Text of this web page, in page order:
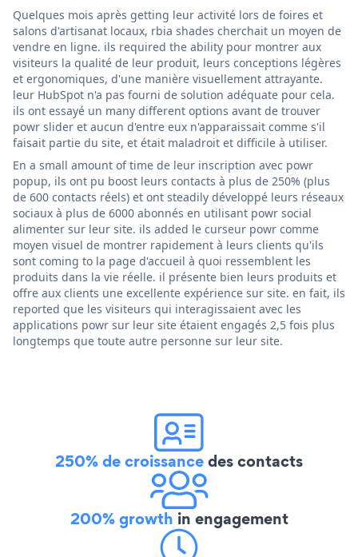
Quelques mois après getting leur activité lors de foires et
salons d'artisanat locaux, rbia shades cherchait un moyen de
vendre en ligne. ils required the ability pour montrer aux
visiteurs la qualité de leur produit, leurs conceptions légères
et ergonomiques, d'une manière visuellement attrayante.
leur HubSpot n'a pas fourni de solution adéquate pour cela.
ils ont essayé un many different options avant de trouver
powr slider et aucun d'entre eux n'apparaissait comme s'il
faisait partie du site, et était maladroit et difficile à utiliser.
En a small amount of time de leur inscription avec powr
popup, ils ont pu boost leurs contacts à plus de 250% (plus
de 600 contacts réels) et ont steadily développé leurs réseaux
sociaux à plus de 6000 abonnés en utilisant powr social
alimenter sur leur site. ils added le curseur powr comme
moyen visuel de montrer rapidement à leurs clients qu'ils
sont coming to la page d'accueil à quoi ressemblent les
produits dans la vie réelle. il présente bien leurs produits et
offre aux clients une excellente expérience sur site. en fait, ils
reported que les visiteurs qui interagissaient avec les
applications powr sur leur site étaient engagés 2,5 fois plus
longtemps que toute autre personne sur leur site.
250% de croissancedes contacts
200% growth in engagement